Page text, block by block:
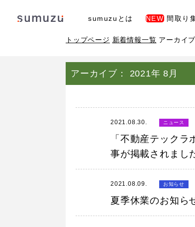
sumuzuとは NEW間取り
トップページ 新着情報一覧 アーカイ
アーカイブ： 2021年 8月
2021.08.30. ニュース
「不動産テック
事が掲載されまし
2021.08.09. お知らせ
夏季休業のお知ら